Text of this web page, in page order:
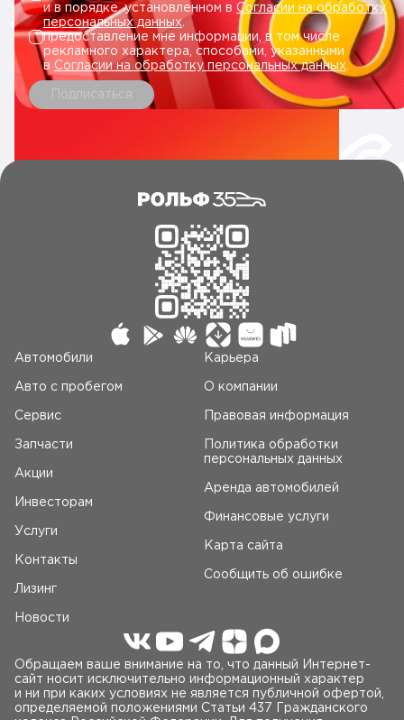
и в порядке, установленном в Согласии на обработку
персональных данных.
предоставление мне информации, в том числе
рекламного характера, способами, указанными
в Согласии на обработку персональных данных
Подписаться
Автомобили
Авто c пробегом
Сервис
Запчасти
Акции
Инвесторам
Услуги
Контакты
Лизинг
Новости
Карьера
О компании
Правовая информация
Политика обработки
персональных данных
Аренда автомобилей
Финансовые услуги
Карта сайта
Сообщить об ошибке
Обращаем ваше внимание на то, что данный Интернет-
сайт носит исключительно информационный характер
и ни при каких условиях не является публичной офертой,
определяемой положениями Статьи 437 Гражданского